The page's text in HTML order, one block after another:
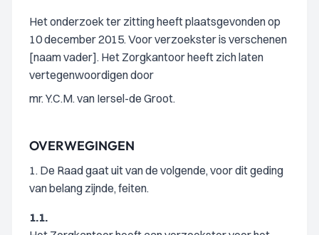
Het onderzoek ter zitting heeft plaatsgevonden op
10 december 2015. Voor verzoekster is verschenen
[naam vader]. Het Zorgkantoor heeft zich laten
vertegenwoordigen door
mr. Y.C.M. van Iersel-de Groot.
OVERWEGINGEN
1. De Raad gaat uit van de volgende, voor dit geding
van belang zijnde, feiten.
1.1.